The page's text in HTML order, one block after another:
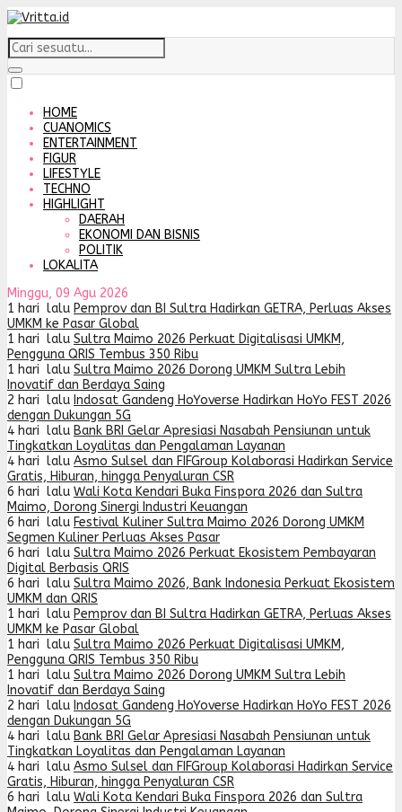
HOME
CUANOMICS
ENTERTAINMENT
FIGUR
LIFESTYLE
TECHNO
HIGHLIGHT
DAERAH
EKONOMI DAN BISNIS
POLITIK
LOKALITA
Minggu, 09 Agu 2026
1 hari lalu Pemprov dan BI Sultra Hadirkan GETRA, Perluas Akses
UMKM ke Pasar Global
1 hari lalu Sultra Maimo 2026 Perkuat Digitalisasi UMKM,
Pengguna QRIS Tembus 350 Ribu
1 hari lalu Sultra Maimo 2026 Dorong UMKM Sultra Lebih
Inovatif dan Berdaya Saing
2 hari lalu Indosat Gandeng HoYoverse Hadirkan HoYo FEST 2026
dengan Dukungan 5G
4 hari lalu Bank BRI Gelar Apresiasi Nasabah Pensiunan untuk
Tingkatkan Loyalitas dan Pengalaman Layanan
4 hari lalu Asmo Sulsel dan FIFGroup Kolaborasi Hadirkan Service
Gratis, Hiburan, hingga Penyaluran CSR
6 hari lalu Wali Kota Kendari Buka Finspora 2026 dan Sultra
Maimo, Dorong Sinergi Industri Keuangan
6 hari lalu Festival Kuliner Sultra Maimo 2026 Dorong UMKM
Segmen Kuliner Perluas Akses Pasar
6 hari lalu Sultra Maimo 2026 Perkuat Ekosistem Pembayaran
Digital Berbasis QRIS
6 hari lalu Sultra Maimo 2026, Bank Indonesia Perkuat Ekosistem
UMKM dan QRIS
1 hari lalu Pemprov dan BI Sultra Hadirkan GETRA, Perluas Akses
UMKM ke Pasar Global
1 hari lalu Sultra Maimo 2026 Perkuat Digitalisasi UMKM,
Pengguna QRIS Tembus 350 Ribu
1 hari lalu Sultra Maimo 2026 Dorong UMKM Sultra Lebih
Inovatif dan Berdaya Saing
2 hari lalu Indosat Gandeng HoYoverse Hadirkan HoYo FEST 2026
dengan Dukungan 5G
4 hari lalu Bank BRI Gelar Apresiasi Nasabah Pensiunan untuk
Tingkatkan Loyalitas dan Pengalaman Layanan
4 hari lalu Asmo Sulsel dan FIFGroup Kolaborasi Hadirkan Service
Gratis, Hiburan, hingga Penyaluran CSR
6 hari lalu Wali Kota Kendari Buka Finspora 2026 dan Sultra